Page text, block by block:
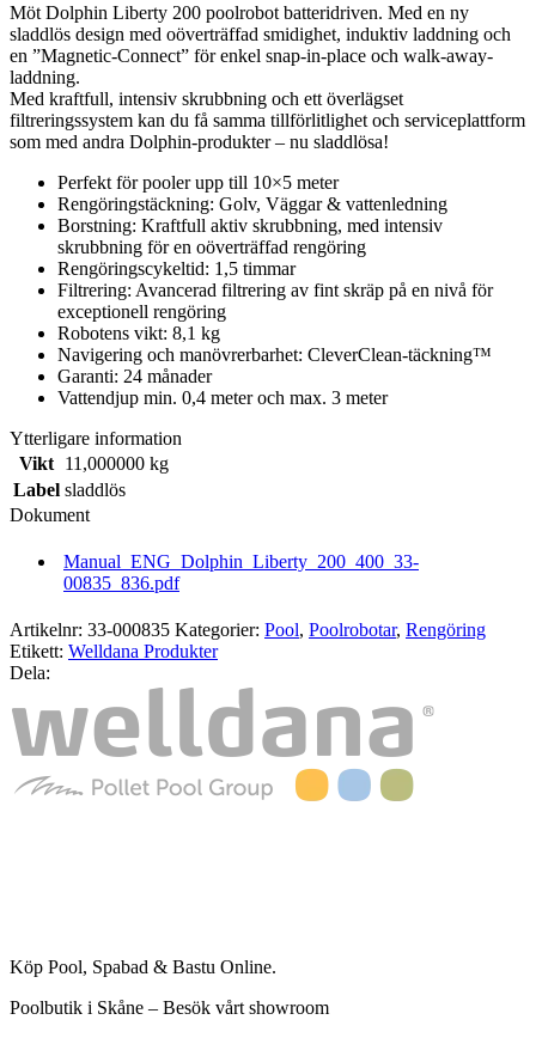
Möt Dolphin Liberty 200 poolrobot batteridriven. Med en ny
sladdlös design med oöverträffad smidighet, induktiv laddning och
en ”Magnetic-Connect” för enkel snap-in-place och walk-away-
laddning.
Med kraftfull, intensiv skrubbning och ett överlägset
filtreringssystem kan du få samma tillförlitlighet och serviceplattform
som med andra Dolphin-produkter – nu sladdlösa!
Perfekt för pooler upp till 10×5 meter
Rengöringstäckning: Golv, Väggar & vattenledning
Borstning: Kraftfull aktiv skrubbning, med intensiv
skrubbning för en oöverträffad rengöring
Rengöringscykeltid: 1,5 timmar
Filtrering: Avancerad filtrering av fint skräp på en nivå för
exceptionell rengöring
Robotens vikt: 8,1 kg
Navigering och manövrerbarhet: CleverClean-täckning™
Garanti: 24 månader
Vattendjup min. 0,4 meter och max. 3 meter
Ytterligare information
Vikt 11,000000 kg
Label sladdlös
Dokument
Manual_ENG_Dolphin_Liberty_200_400_33-
00835_836.pdf
Artikelnr: 33-000835 Kategorier: Pool, Poolrobotar, Rengöring
Etikett: Welldana Produkter
Dela:
Köp Pool, Spabad & Bastu Online.
Poolbutik i Skåne – Besök vårt showroom